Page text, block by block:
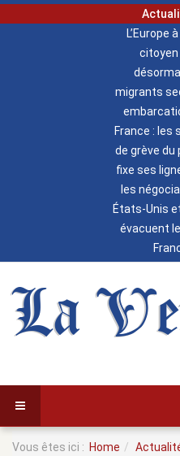
L’Europe
citoyen
migrants
France : les
de grève du
fixe ses
les
États-Unis et
évacuent
La
Vous êtes ici : Home